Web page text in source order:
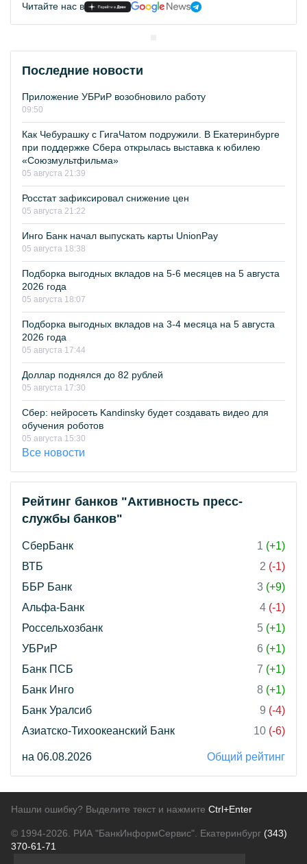
Читайте нас в
Последние новости
Приложение УБРиР возобновило работу
09:50
Как Чебурашку с ГигаЧатом подружили. В Екатеринбурге
при поддержке Сбера открылась выставка к юбилею
«Союзмультфильма»
05 августа 21:39
Росстат зафиксировал снижение цен
05 августа 21:22
Инго Банк начал выпускать карты UnionPay
05 августа 18:38
Подборка выгодных вкладов на 5-6 месяцев на 5 августа
2026 года
05 августа 18:07
Подборка выгодных вкладов на 3-4 месяца на 5 августа
2026 года
05 августа 17:44
Доллар поднялся до 82 рублей
05 августа 17:30
Сбер: нейросеть Kandinsky будет создавать видео для
обучения роботов
05 августа 15:30
Все новости
Рейтинг банков "Активность пресс-
службы банков"
СберБанк 1 (+1)
ВТБ
2 (-1)
ББР Банк
3 (+9)
Альфа-Банк
4 (-1)
Россельхозбанк
5 (+1)
УБРиР
6 (+1)
Банк ПСБ
7 (+1)
Банк Инго
8 (+1)
Банк Уралсиб
9 (-4)
Азиатско-Тихоокеанский Банк
10 (-6)
на 06.08.2026 Общий рейтинг
Нашли ошибку? Выделите текст и нажмите Ctrl+Enter
© 1994-2026. РИА "БанкИнформСервис". Екатеринбург (343)
370-61-71